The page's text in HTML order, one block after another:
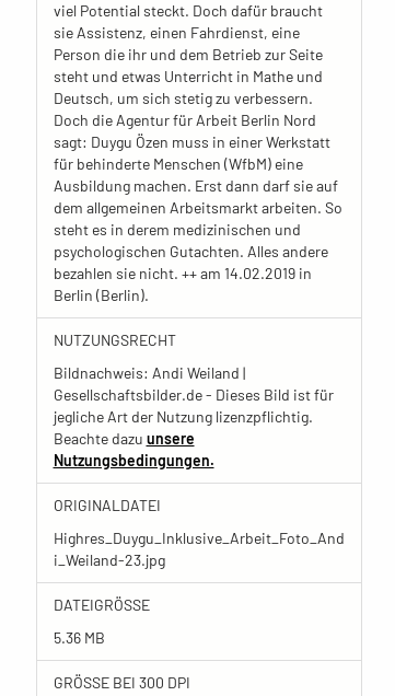
viel Potential steckt. Doch dafür braucht
sie Assistenz, einen Fahrdienst, eine
Person die ihr und dem Betrieb zur Seite
steht und etwas Unterricht in Mathe und
Deutsch, um sich stetig zu verbessern.
Doch die Agentur für Arbeit Berlin Nord
sagt: Duygu Özen muss in einer Werkstatt
für behinderte Menschen (WfbM) eine
Ausbildung machen. Erst dann darf sie auf
dem allgemeinen Arbeitsmarkt arbeiten. So
steht es in derem medizinischen und
psychologischen Gutachten. Alles andere
bezahlen sie nicht. ++ am 14.02.2019 in
Berlin (Berlin).
NUTZUNGSRECHT
Bildnachweis: Andi Weiland |
Gesellschaftsbilder.de - Dieses Bild ist für
jegliche Art der Nutzung lizenzpflichtig.
Beachte dazu unsere
Nutzungsbedingungen.
ORIGINALDATEI
Highres_Duygu_Inklusive_Arbeit_Foto_And
i_Weiland-23.jpg
DATEIGRÖSSE
5.36 MB
GRÖSSE BEI 300 DPI